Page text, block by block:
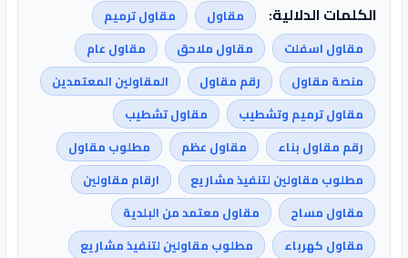
الكلمات الدلالية: مقاول
مقاول ترميم
مقاول اسفلت
مقاول ملاحق
مقاول عام
منصة مقاول
رقم مقاول
المقاولين المعتمدين
مقاول ترميم وتشطيب
مقاول تشطيب
رقم مقاول بناء
مقاول عظم
مطلوب مقاول
مطلوب مقاولين لتنفيذ مشاريع
ارقام مقاولين
مقاول مساح
مقاول معتمد من البلدية
مقاول كهرباء
مطلوب مقاولين لتنفيذ مشاريع